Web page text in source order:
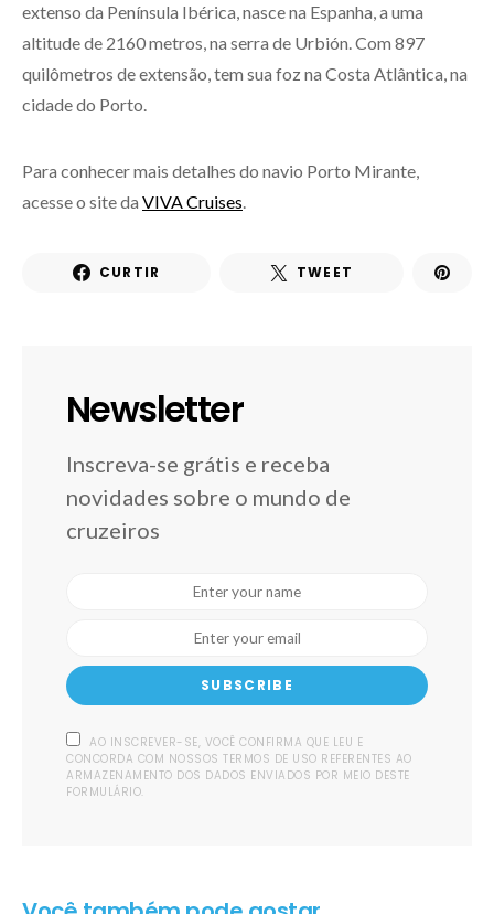
extenso da Península Ibérica, nasce na Espanha, a uma
altitude de 2160 metros, na serra de Urbión. Com 897
quilômetros de extensão, tem sua foz na Costa Atlântica, na
cidade do Porto.
Para conhecer mais detalhes do navio Porto Mirante,
acesse o site da VIVA Cruises.
CURTIR TWEET
Newsletter
Inscreva-se grátis e receba
novidades sobre o mundo de
cruzeiros
SUBSCRIBE
AO INSCREVER-SE, VOCÊ CONFIRMA QUE LEU E
CONCORDA COM NOSSOS TERMOS DE USO REFERENTES AO
ARMAZENAMENTO DOS DADOS ENVIADOS POR MEIO DESTE
FORMULÁRIO.